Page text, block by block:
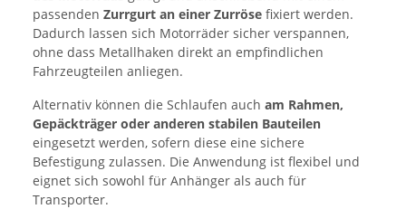
passenden Zurrgurt an einer Zurröse fixiert werden.
Dadurch lassen sich Motorräder sicher verspannen,
ohne dass Metallhaken direkt an empfindlichen
Fahrzeugteilen anliegen.
Alternativ können die Schlaufen auch am Rahmen,
Gepäckträger oder anderen stabilen Bauteilen
eingesetzt werden, sofern diese eine sichere
Befestigung zulassen. Die Anwendung ist flexibel und
eignet sich sowohl für Anhänger als auch für
Transporter.